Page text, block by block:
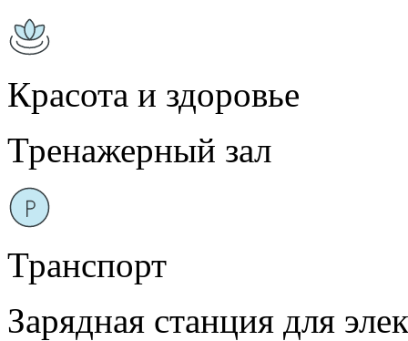
Красота и здоровье
Тренажерный зал
Транспорт
Зарядная станция для